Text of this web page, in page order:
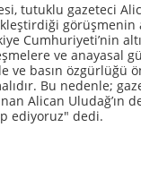
tutuklu gazeteci
görüşmenin
Cumhuriyeti’nin
ve anayasal
ve basın özgürlüğü
Bu nedenle;
Alican Uludağ’ın
ediyoruz" dedi.